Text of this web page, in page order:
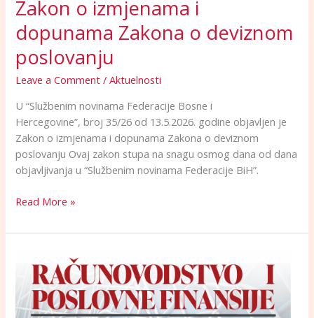
Zakon o izmjenama i
dopunama Zakona o deviznom
poslovanju
Leave a Comment /Aktuelnosti
U “Službenim novinama Federacije Bosne i
Hercegovine”, broj 35/26 od 13.5.2026. godine objavljen je
Zakon o izmjenama i dopunama Zakona o deviznom
poslovanju Ovaj zakon stupa na snagu osmog dana od dana
objavljivanja u “Službenim novinama Federacije BiH”.
Read More »
2026.